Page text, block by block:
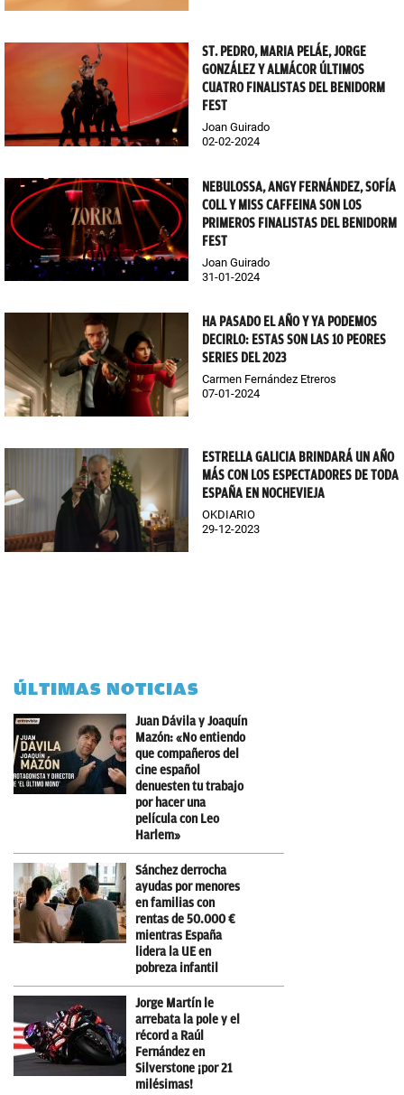
ST. PEDRO, MARIA PELÁE, JORGE
GONZÁLEZ Y ALMÁCOR ÚLTIMOS
CUATRO FINALISTAS DEL BENIDORM
FEST
Joan Guirado
02-02-2024
NEBULOSSA, ANGY FERNÁNDEZ, SOFÍA
COLL Y MISS CAFFEINA SON LOS
PRIMEROS FINALISTAS DEL BENIDORM
FEST
Joan Guirado
31-01-2024
HA PASADO EL AÑO Y YA PODEMOS
DECIRLO: ESTAS SON LAS 10 PEORES
SERIES DEL 2023
Carmen Fernández Etreros
07-01-2024
ESTRELLA GALICIA BRINDARÁ UN AÑO
MÁS CON LOS ESPECTADORES DE TODA
ESPAÑA EN NOCHEVIEJA
OKDIARIO
29-12-2023
ÚLTIMAS NOTICIAS
Juan Dávila y Joaquín
Mazón: «No entiendo
que compañeros del
cine español
denuesten tu trabajo
por hacer una
película con Leo
Harlem»
Sánchez derrocha
ayudas por menores
en familias con
rentas de 50.000 €
mientras España
lidera la UE en
pobreza infantil
Jorge Martín le
arrebata la pole y el
récord a Raúl
Fernández en
Silverstone ¡por 21
milésimas!